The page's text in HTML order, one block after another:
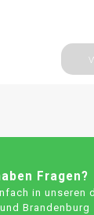
Fragen?
in unseren
Brandenburg